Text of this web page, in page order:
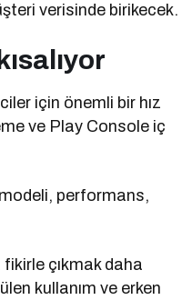
verisinde birikecek.
için önemli bir hız
ve Play Console iç
modeli, performans,
fikirle çıkmak daha
kullanım ve erken